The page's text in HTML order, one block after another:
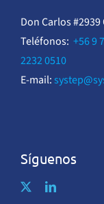
Don Carlos
Teléfonos: +56 9
2232 0510
E-mail:
Síguenos